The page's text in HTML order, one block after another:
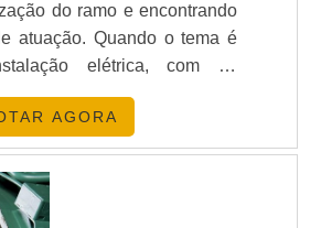
do ramo e encontrando
atuação. Quando o tema é
elétrica, com os
Saneze Verde Energia irá
qualidade com
com os resultados dos
IMPORTANTES DE
ELÉTRICA Há
AGORA